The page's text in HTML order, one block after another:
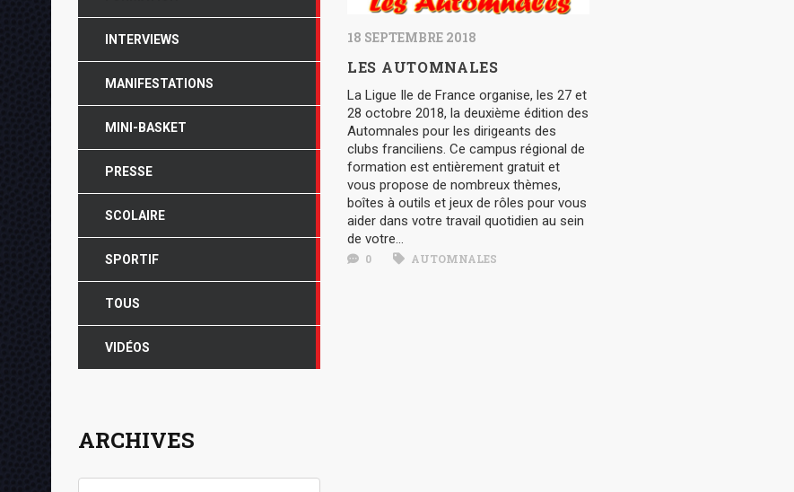
18 SEPTEMBRE 2018
LES AUTOMNALES
La Ligue Ile de France organise, les 27 et
28 octobre 2018, la deuxième édition des
Automnales pour les dirigeants des
clubs franciliens. Ce campus régional de
formation est entièrement gratuit et
vous propose de nombreux thèmes,
boîtes à outils et jeux de rôles pour vous
aider dans votre travail quotidien au sein
de votre...
0 AUTOMNALES
INTERVIEWS
MANIFESTATIONS
MINI-BASKET
PRESSE
SCOLAIRE
SPORTIF
TOUS
VIDÉOS
ARCHIVES